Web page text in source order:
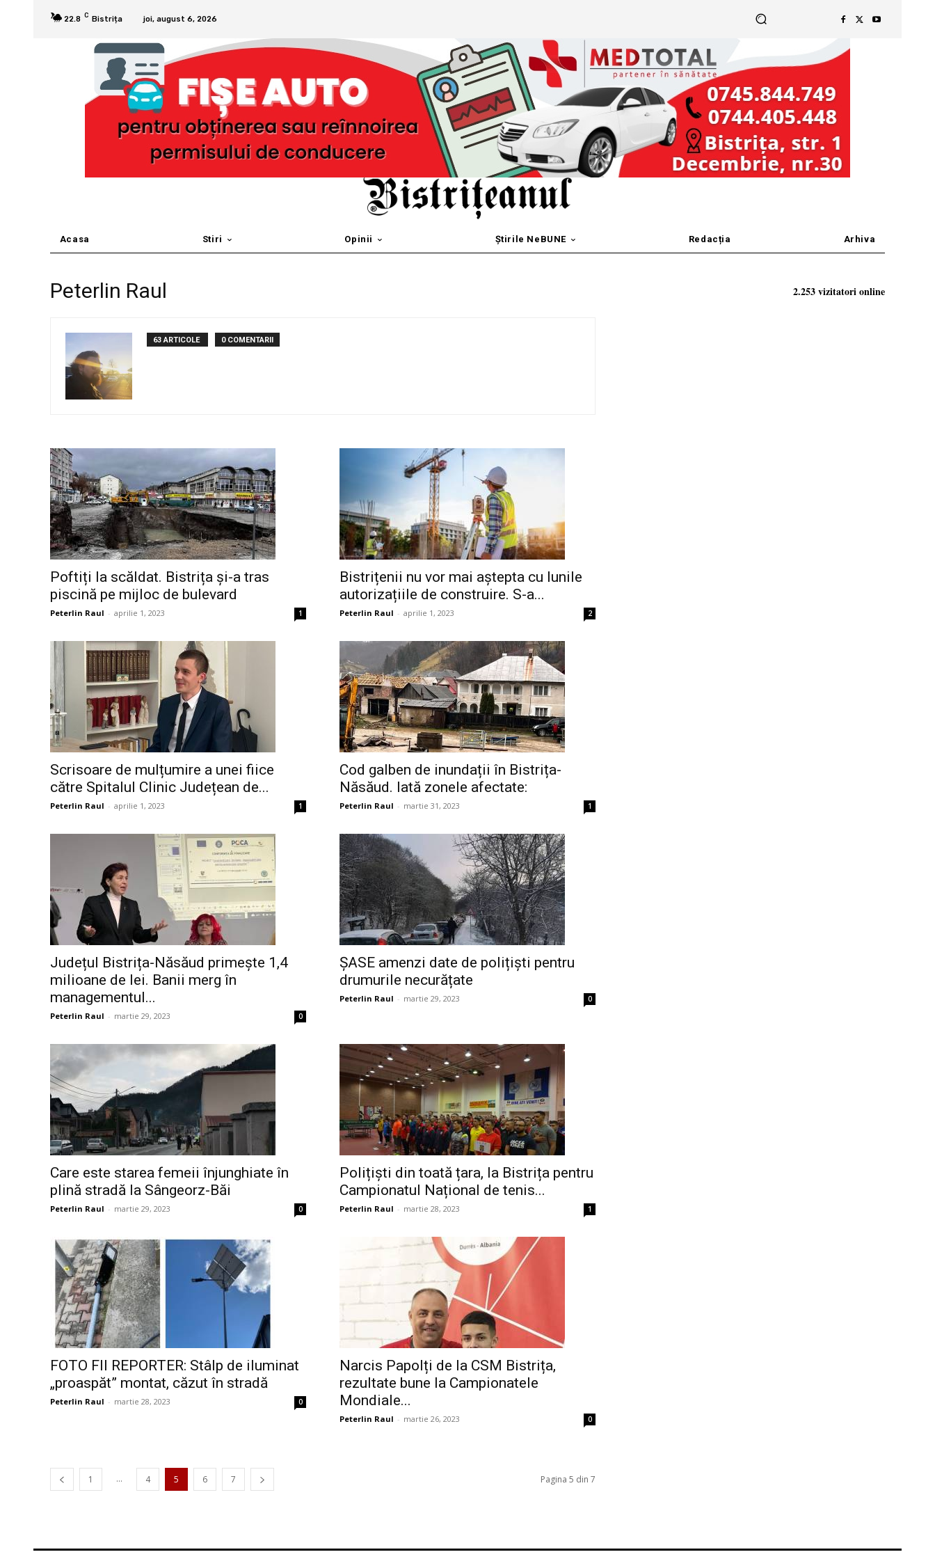
22.8 C Bistrița joi, august 6, 2026
Acasa Stiri Opinii Știrile NeBUNE Redacția Arhiva
Peterlin Raul
63 ARTICOLE 0 COMENTARII
Poftiți la scăldat. Bistrița și-a tras
piscină pe mijloc de bulevard
Peterlin Raul - aprilie 1, 2023 1
Bistrițenii nu vor mai aștepta cu lunile
autorizațiile de construire. S-a...
Peterlin Raul - aprilie 1, 2023 2
Scrisoare de mulțumire a unei fiice
către Spitalul Clinic Județean de...
Peterlin Raul - aprilie 1, 2023 1
Cod galben de inundații în Bistrița-
Năsăud. Iată zonele afectate:
Peterlin Raul - martie 31, 2023 1
Județul Bistrița-Năsăud primește 1,4
milioane de lei. Banii merg în
managementul...
Peterlin Raul - martie 29, 2023 0
ȘASE amenzi date de polițiști pentru
drumurile necurățate
Peterlin Raul - martie 29, 2023 0
Care este starea femeii înjunghiate în
plină stradă la Sângeorz-Băi
Peterlin Raul - martie 29, 2023 0
Polițiști din toată țara, la Bistrița pentru
Campionatul Național de tenis...
Peterlin Raul - martie 28, 2023 1
FOTO FII REPORTER: Stâlp de iluminat
„proaspăt” montat, căzut în stradă
Peterlin Raul - martie 28, 2023 0
Narcis Papolți de la CSM Bistrița,
rezultate bune la Campionatele
Mondiale...
Peterlin Raul - martie 26, 2023 0
1 ... 4 5 6 7 Pagina 5 din 7
2.253 vizitatori online